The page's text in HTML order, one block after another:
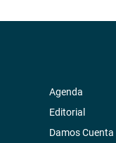
Agenda
Editorial
Damos Cuenta